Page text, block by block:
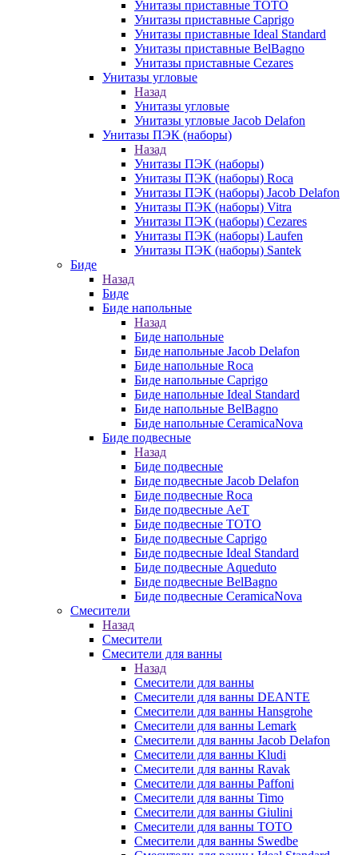
Унитазы приставные TOTO
Унитазы приставные Caprigo
Унитазы приставные Ideal Standard
Унитазы приставные BelBagno
Унитазы приставные Cezares
Унитазы угловые
Назад
Унитазы угловые
Унитазы угловые Jacob Delafon
Унитазы ПЭК (наборы)
Назад
Унитазы ПЭК (наборы)
Унитазы ПЭК (наборы) Roca
Унитазы ПЭК (наборы) Jacob Delafon
Унитазы ПЭК (наборы) Vitra
Унитазы ПЭК (наборы) Cezares
Унитазы ПЭК (наборы) Laufen
Унитазы ПЭК (наборы) Santek
Биде
Назад
Биде
Биде напольные
Назад
Биде напольные
Биде напольные Jacob Delafon
Биде напольные Roca
Биде напольные Caprigo
Биде напольные Ideal Standard
Биде напольные BelBagno
Биде напольные CeramicaNova
Биде подвесные
Назад
Биде подвесные
Биде подвесные Jacob Delafon
Биде подвесные Roca
Биде подвесные AeT
Биде подвесные TOTO
Биде подвесные Caprigo
Биде подвесные Ideal Standard
Биде подвесные Aqueduto
Биде подвесные BelBagno
Биде подвесные CeramicaNova
Смесители
Назад
Смесители
Смесители для ванны
Назад
Смесители для ванны
Смесители для ванны DEANTE
Смесители для ванны Hansgrohe
Смесители для ванны Lemark
Смесители для ванны Jacob Delafon
Смесители для ванны Kludi
Смесители для ванны Ravak
Смесители для ванны Paffoni
Смесители для ванны Timo
Смесители для ванны Giulini
Смесители для ванны TOTO
Смесители для ванны Swedbe